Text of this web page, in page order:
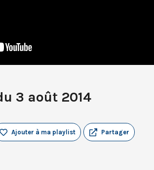
3 août 2014
Partager
Ajouter à ma playlist